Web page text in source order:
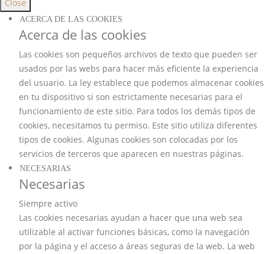
Close
ACERCA DE LAS COOKIES
Acerca de las cookies
Las cookies son pequeños archivos de texto que pueden ser
usados por las webs para hacer más eficiente la experiencia
del usuario. La ley establece que podemos almacenar cookies
en tu dispositivo si son estrictamente necesarias para el
funcionamiento de este sitio. Para todos los demás tipos de
cookies, necesitamos tu permiso. Este sitio utiliza diferentes
tipos de cookies. Algunas cookies son colocadas por los
servicios de terceros que aparecen en nuestras páginas.
NECESARIAS
Necesarias
Siempre activo
Las cookies necesarias ayudan a hacer que una web sea
utilizable al activar funciones básicas, como la navegación
por la página y el acceso a áreas seguras de la web. La web